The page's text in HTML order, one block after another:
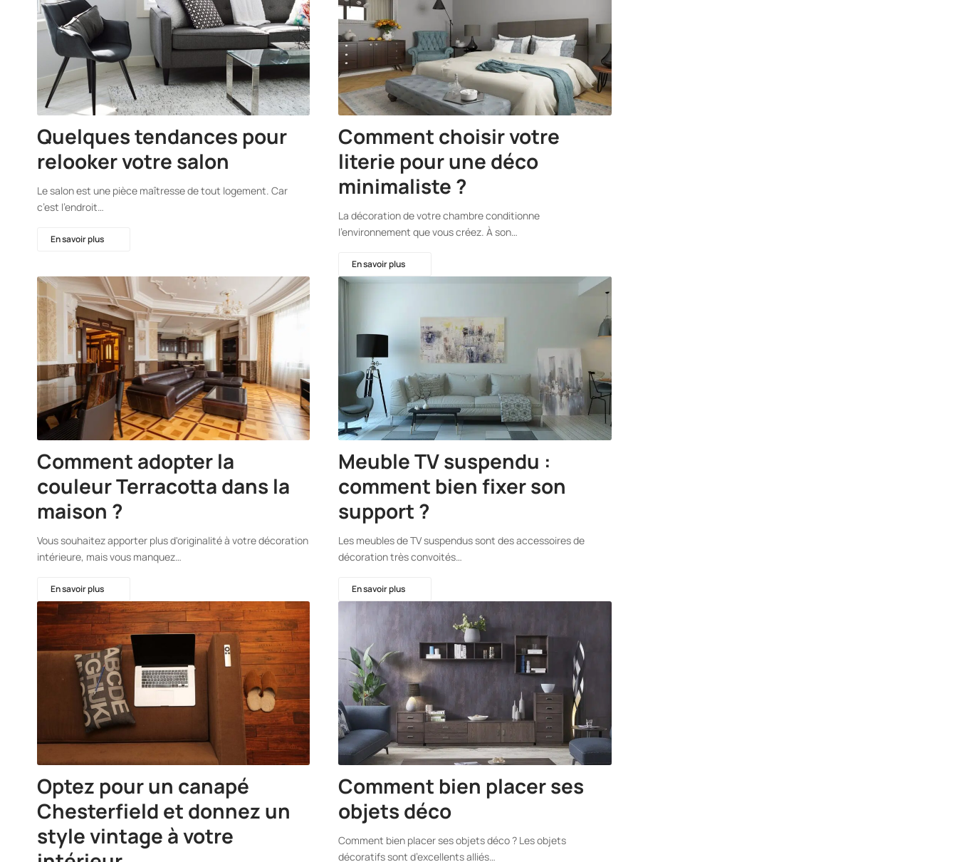
Quelques tendances pour
relooker votre salon
Le salon est une pièce maîtresse de tout logement. Car
c’est l’endroit…
En savoir plus
Comment choisir votre
literie pour une déco
minimaliste ?
La décoration de votre chambre conditionne
l’environnement que vous créez. À son…
En savoir plus
Comment adopter la
couleur Terracotta dans la
maison ?
Vous souhaitez apporter plus d'originalité à votre décoration
intérieure, mais vous manquez…
En savoir plus
Meuble TV suspendu :
comment bien fixer son
support ?
Les meubles de TV suspendus sont des accessoires de
décoration très convoités…
En savoir plus
Optez pour un canapé
Chesterfield et donnez un
style vintage à votre
Comment bien placer ses
objets déco
Comment bien placer ses objets déco ? Les objets
décoratifs sont d’excellents alliés…